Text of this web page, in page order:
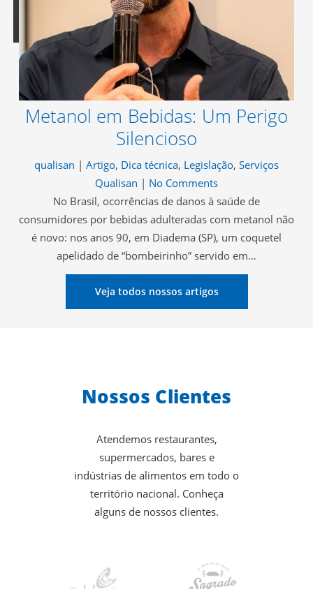
MAIS DETALHES
Metanol em Bebidas: Um Perigo
Silencioso
qualisan | Artigo, Dica técnica, Legislação, Serviços
Qualisan | No Comments
No Brasil, ocorrências de danos à saúde de
consumidores por bebidas adulteradas com metanol não
é novo: nos anos 90, em Diadema (SP), um coquetel
apelidado de “bombeirinho” servido em…
Veja todos nossos artigos
Nossos Clientes
Atendemos restaurantes,
supermercados, bares e
indústrias de alimentos em todo o
território nacional. Conheça
alguns de nossos clientes.